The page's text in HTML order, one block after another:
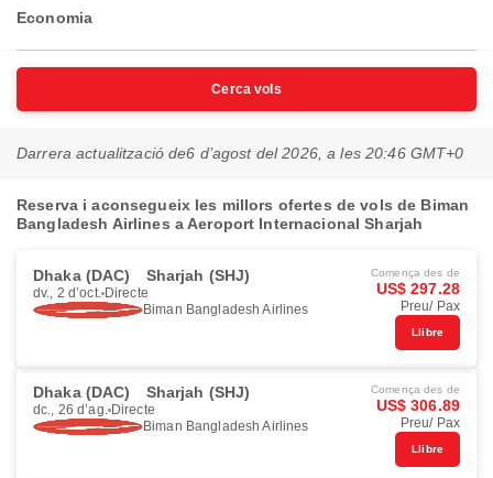
Economia
Cerca vols
Darrera actualització de6 d’agost del 2026, a les 20:46 GMT+0
Reserva i aconsegueix les millors ofertes de vols de Biman
Bangladesh Airlines a Aeroport Internacional Sharjah
Dhaka (DAC) Sharjah (SHJ)
dv., 2 d’oct. Directe
Biman Bangladesh Airlines
Comença des de
US$ 297.28
Preu/ Pax
Llibre
Dhaka (DAC) Sharjah (SHJ)
dc., 26 d’ag. Directe
Biman Bangladesh Airlines
Comença des de
US$ 306.89
Preu/ Pax
Llibre